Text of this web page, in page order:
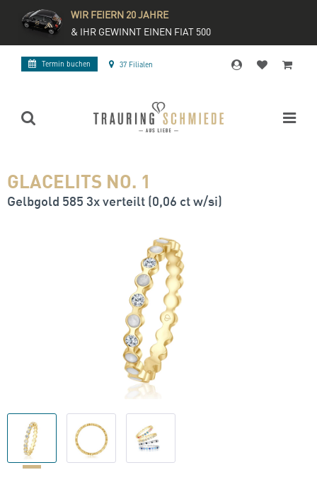
WIR FEIERN 20 JAHRE
& IHR GEWINNT EINEN FIAT 500
Termin buchen 37 Filialen
GLACELITS NO. 1
Gelbgold 585 3x verteilt (0,06 ct w/si)